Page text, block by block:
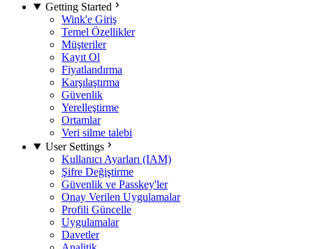
Getting Started
Wink'e Giriş
Temel Özellikler
Müşteriler
Kayıt Ol
Fiyatlandırma
Karşılaştırma
Güvenlik
Yerelleştirme
Ortamlar
Veri silme talebi
User Settings
Kullanıcı Ayarları (IAM)
Şifre Değiştirme
Güvenlik ve Passkey'ler
Onay Verilen Uygulamalar
Profili Güncelle
Uygulamalar
Davetler